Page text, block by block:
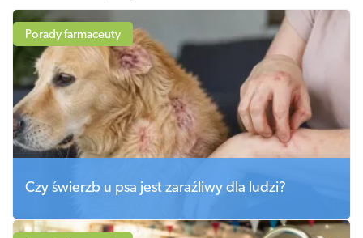
Porady farmaceuty
Czy świerzb u psa jest zaraźliwy dla ludzi?